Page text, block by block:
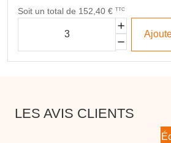
Soit un total de 152,40 € TTC
LES AVIS CLIENTS